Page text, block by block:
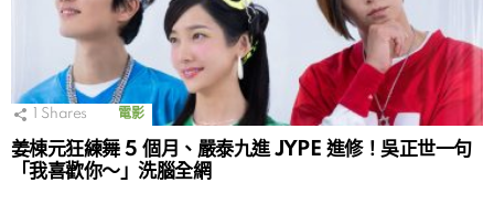
Shares 電影
姜棟元狂練舞 5 個月、嚴泰九進 JYPE 進修！吳正世一句
「我喜歡你～」洗腦全網